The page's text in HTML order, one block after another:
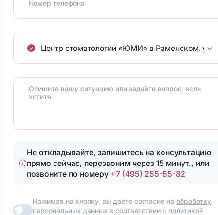
Номер телефона
Центр стоматологии «ЮМИ» в Раменском. ул.
Опишите вашу ситуацию или задайте вопрос, если
хотите
Не откладывайте, запишитесь на консультацию
прямо сейчас, перезвоним через 15 минут., или
позвоните по номеру +7 (495) 255-55-82
Нажимая на кнопку, вы даете согласие наобработку
персональных данных в соответствии с политикой